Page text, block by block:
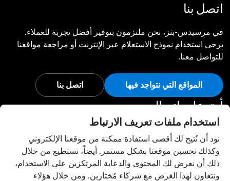
اتصل بنا
في مرسيدس-بنز، نحن ملتزمون بتوفير أفضل تجربة للعملاء.
يرجى استخدام نموذج الاستعلام عبر الإنترنت أو مراجعة مواقعنا
للتواصل معنا.
المواقع التي نتواجد فيها اتصل بنا
أبق على اتصال
تفضل بزيارة قنواتنا الاجتماعية للاطلاع على آخر أخبار وفعاليات
مرسيدس-بنز.
استخدام ملفات تعريف الارتباط
نود أن نُتيح لك أقصى استفادة ممكنة من موقعنا الإلكتروني
وكذلك تحسين موقعنا بشكل مستمر. أيضاً، نستطيع من خلال
ذلك أن نعرض لك المحتوى والدعاية المرتكزين على الاستخدام،
ونتعاون لهذا الغرض مع شركاء مُختارين. ومن خلال هؤلاء